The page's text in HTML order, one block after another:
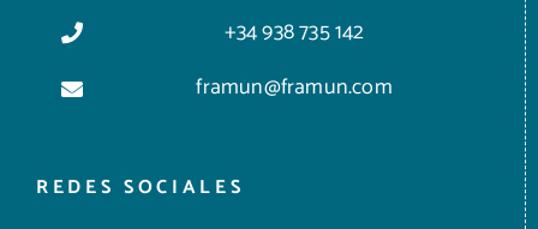
+34 938 735 142
framun@framun.com
REDES SOCIALES